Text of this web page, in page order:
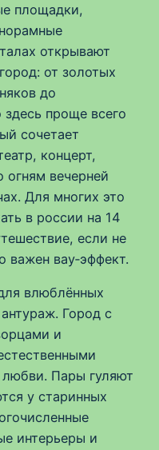
площадки,
открывают
от золотых
до
проще всего
сочетает
концерт,
огням вечерней
Для многих это
в россии на 14
если не
важен вау‑эффект.
влюблённых
Город с
и
Пары гуляют
у старинных
интерьеры и